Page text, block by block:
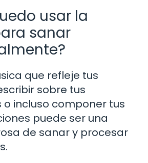
usar la
sanar
que refleje tus
sobre tus
incluso componer tus
puede ser una
de sanar y procesar